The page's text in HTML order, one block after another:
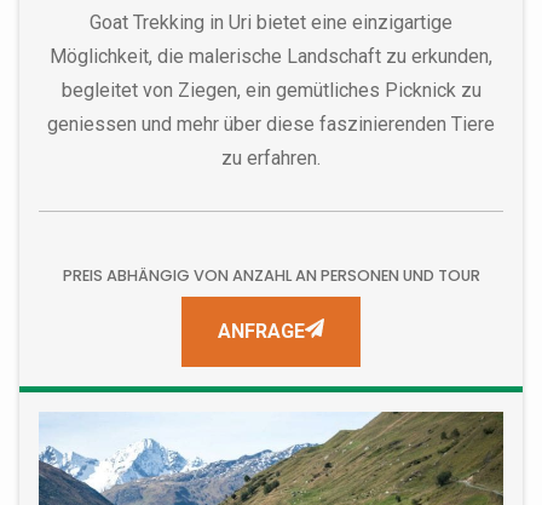
Goat Trekking in Uri bietet eine einzigartige
Möglichkeit, die malerische Landschaft zu erkunden,
begleitet von Ziegen, ein gemütliches Picknick zu
geniessen und mehr über diese faszinierenden Tiere
zu erfahren.
PREIS ABHÄNGIG VON ANZAHL AN PERSONEN UND TOUR
ANFRAGE